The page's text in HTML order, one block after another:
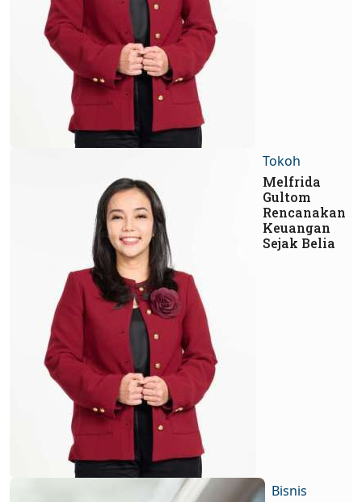
Tokoh
Melfrida
Gultom
Rencanakan
Keuangan
Sejak Belia
Bisnis